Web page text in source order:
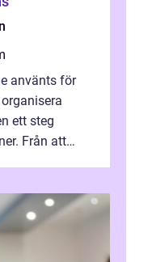
använts för
ett steg
Från att